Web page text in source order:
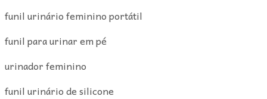
funil urinário feminino portátil
funil para urinar em pé
urinador feminino
funil urinário de silicone